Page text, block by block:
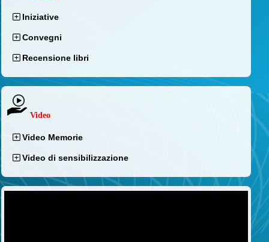
Iniziative
Convegni
Recensione libri
Video
Video Memorie
Video di sensibilizzazione